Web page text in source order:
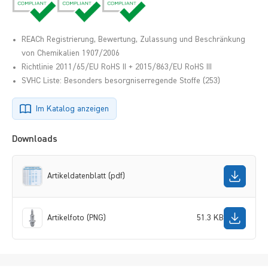
REACh Registrierung, Bewertung, Zulassung und Beschränkung
von Chemikalien 1907/2006
Richtlinie 2011/65/EU RoHS II + 2015/863/EU RoHS III
SVHC Liste: Besonders besorgniserregende Stoffe (253)
Im Katalog anzeigen
Downloads
Artikeldatenblatt (pdf)
Artikelfoto (PNG) 51.3 KB